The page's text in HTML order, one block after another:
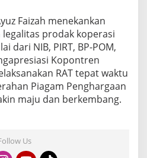
Faizah menekankan
prodak koperasi
dari NIB, PIRT, BP-POM,
Kopontren
RAT tepat waktu
Piagam Penghargaan
maju dan berkembang.
Us